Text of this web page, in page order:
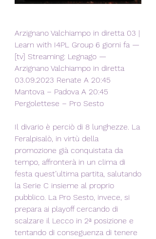
Arzignano Valchiampo in diretta 03 |
Learn with I4PL Group 6 giorni fa —
[tv] Streaming: Legnago —
Arzignano Valchiampo in diretta
03.09.2023 Renate A 20:45
Mantova – Padova A 20:45
Pergolettese – Pro Sesto
Il divario è perciò di 8 lunghezze. La
Feralpisalò, in virtù della
promozione già conquistata da
tempo, affronterà in un clima di
festa quest’ultima partita, salutando
la Serie C insieme al proprio
pubblico. La Pro Sesto, invece, si
prepara ai playoff cercando di
scalzare il Lecco in 2ª posizione e
tentando di conseguenza di tenere